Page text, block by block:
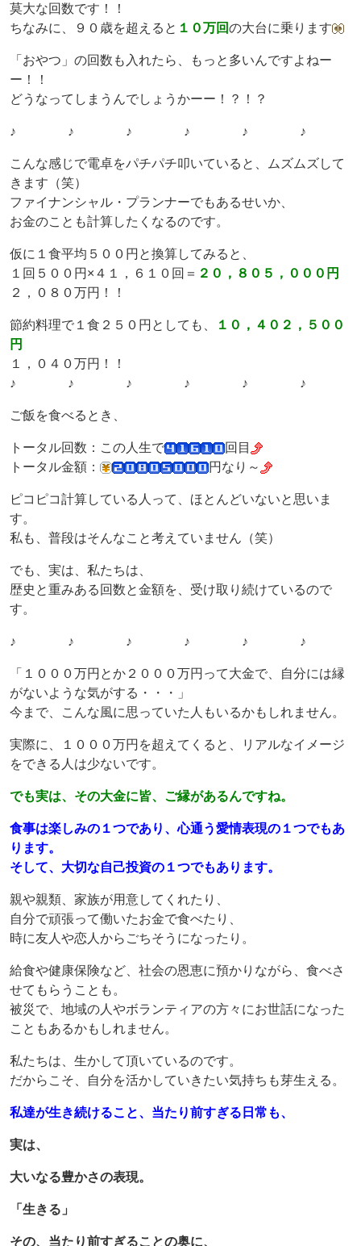
莫大な回数です！！
ちなみに、９０歳を超えると １０万回の大台に乗ります
「おやつ」の回数も入れたら、もっと多いんですよねー
ー！！
どうなってしまうんでしょうかーー！？！？
♪ ♪ ♪ ♪ ♪ ♪
こんな感じで電卓をパチパチ叩いていると、ムズムズして
きます（笑）
ファイナンシャル・プランナーでもあるせいか、
お金のことも計算したくなるのです。
仮に１食平均５００円と換算してみると、
１回５００円×４１，６１０回＝ ２０，８０５，０００円
２，０８０万円！！
節約料理で１食２５０円としても、
１０，４０２，５００
円
１，０４０万円！！
♪ ♪ ♪ ♪ ♪ ♪
ご飯を食べるとき、
トータル回数：この人生で
回目
トータル金額：
円なり～
ピコピコ計算している人って、ほとんどいないと思いま
す。
私も、普段はそんなこと考えていません（笑）
でも、実は、私たちは、
歴史と重みある回数と金額を、受け取り続けているので
す。
♪ ♪ ♪ ♪ ♪ ♪
「１０００万円とか２０００万円って大金で、自分には縁
がないような気がする・・・」
今まで、こんな風に思っていた人もいるかもしれません。
実際に、１０００万円を超えてくると、リアルなイメージ
をできる人は少ないです。
でも実は、その大金に皆、ご縁があるんですね。
食事は楽しみの１つであり、心通う愛情表現の１つでもあ
ります。
そして、大切な自己投資の１つでもあります。
親や親類、家族が用意してくれたり、
自分で頑張って働いたお金で食べたり、
時に友人や恋人からごちそうになったり。
給食や健康保険など、社会の恩恵に預かりながら、食べさ
せてもらうことも。
被災で、地域の人やボランティアの方々にお世話になった
こともあるかもしれません。
私たちは、生かして頂いているのです。
だからこそ、自分を活かしていきたい気持ちも芽生える。
私達が生き続けること、当たり前すぎる日常も、
実は、
大いなる豊かさの表現。
「生きる」
その、当たり前すぎることの奥に、